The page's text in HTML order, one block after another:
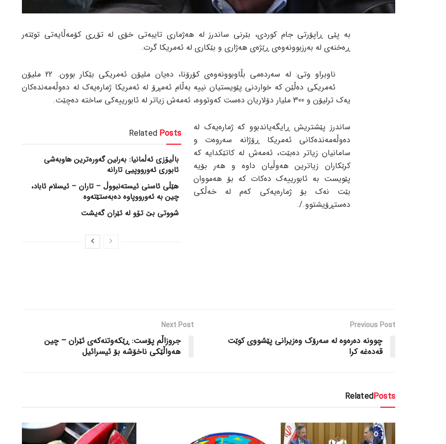
بە پێی ڕاپۆرتی جام کوردی، بێرنی ساندرز لە هەژماری تایبەتی خۆی لە تۆڕی کۆمەڵایەتی توێتەر
ڕەخنەی لە بەرزبوونەوەی ڕێژەی هەژاری و بێکاری لە ئەمریکا گرت.
ناوبراو وتی: لە سەردەمی بڵاوبوونەوەی کۆرۆنا، دەیان ملیۆن ئەمریکی بێکار بوون. 22 ملیۆن
ئەمریکی دەڵێن کە خواردنی پێویستیان نییە بەڵام ئەمڕۆ لە ئەمریکا ژمارەیەک لە دەوڵەمەندەکان
یەک ترلیۆن و 300 ملیار دۆلاریان دەست کەوتووە، ئەمەش زیاتر لە ئابورییەکی ساختە دەچێت.
Related Posts
باڵیۆزی ئەڵمانیا: بەرلین گەورەترین هاوبەشی
ئابوری ئەورووپیی تارانە
هێڵی ئاسنی ئیستەنبووڵ – تاران – ئیسلام ئاباد،
چین بە ئەورووپاوە دەبەستێتەوە
شووتی بێ تۆو لە ئێران گەیشت
ساندرز پێشتریش ڕایگەیاندبوو کە ژمارەیەک لە
دەوڵەمەندەکانی ئەمریکا ڕۆژانە سەروەت و
سامانیان زیاتر دەبێت، ئەمەش لە کاتێکدایە کە
کرێکاران زیاترین هەوڵیان داوە و هەر بۆیە
پێویست بە ئابورییەک دەکات کە بۆ هەمووان
بێت نەک بۆ ژمارەیەکی کەم لە خەڵکی
دەستڕۆیشتوو./.
Previous Post
چوونە دەرەوە لە سەرۆک وەزیرانی پێشووی کوێت
قەدەغە کرا
Next Post
جروزاڵم پۆست: ڕێکەوتنەکەی ئێران – چین
هەواڵێکی ناخۆشە بۆ ئیسرائیل
RelatedPosts